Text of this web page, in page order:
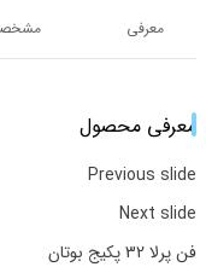
معرفی
معرفی محصول
Previous slide
Next slide
فن پرلا 32 پکیج بوتان